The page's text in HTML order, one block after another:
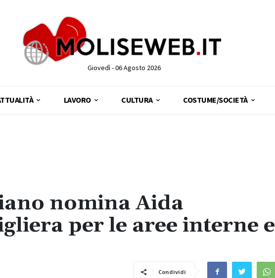
Giovedì - 06 Agosto 2026
LAVORO CULTURA COSTUME/SOCIETÀ
nomina Aida
per le aree interne e
Condividi